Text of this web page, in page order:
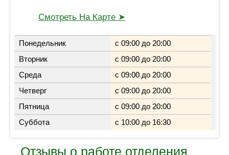
Смотреть На Карте ➤
Понедельник
с 09:00 до 20:00
Вторник
с 09:00 до 20:00
Среда
с 09:00 до 20:00
Четверг
с 09:00 до 20:00
Пятница
с 09:00 до 20:00
Суббота
с 10:00 до 16:30
Отзывы о работе отделения